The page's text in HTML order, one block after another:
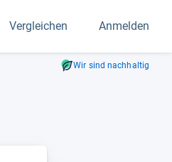
Vergleichen Anmelden
Wir sind nachhaltig